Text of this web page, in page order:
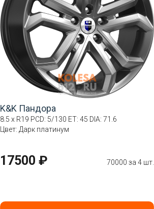
K&K Пандора
8.5 x R19 PCD: 5/130 ET: 45 DIA: 71.6
Цвет: Дарк платинум
17500 ₽ 70000 за 4 шт.